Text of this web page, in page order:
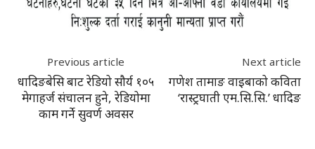
Previous article
धादिङबेसि बाट रेडियो सौर्य १०५
मेगाहर्ज संचालन हुने, रेडियोमा
काम गर्ने सुवर्ण अवसर
Next article
गणेश तामाङ वाइबाको कविता
‘रास्ट्रघाती एम.सि.सि.’ धादिङ